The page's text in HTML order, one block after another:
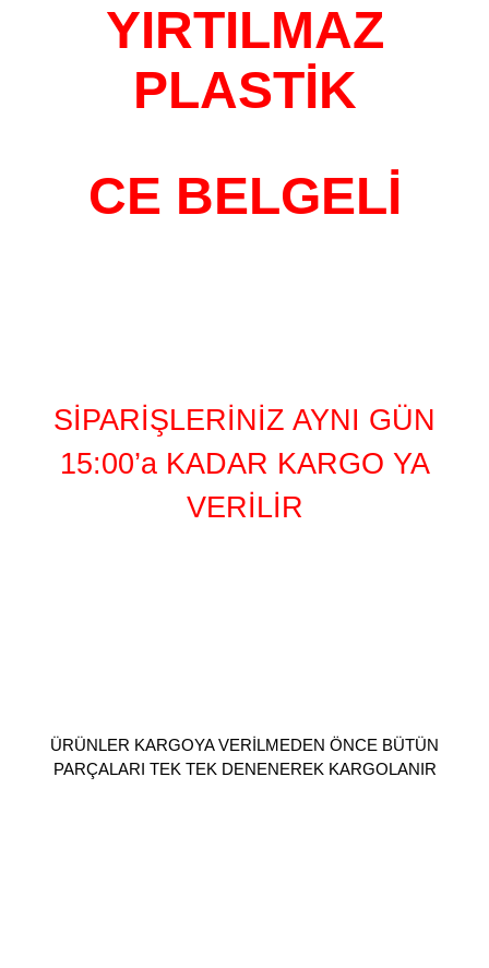
YIRTILMAZ
PLASTİK
CE BELGELİ
SİPARİŞLERİNİZ AYNI GÜN
15:00’a KADAR KARGO YA
VERİLİR
ÜRÜNLER KARGOYA VERİLMEDEN ÖNCE BÜTÜN
PARÇALARI TEK TEK DENENEREK KARGOLANIR